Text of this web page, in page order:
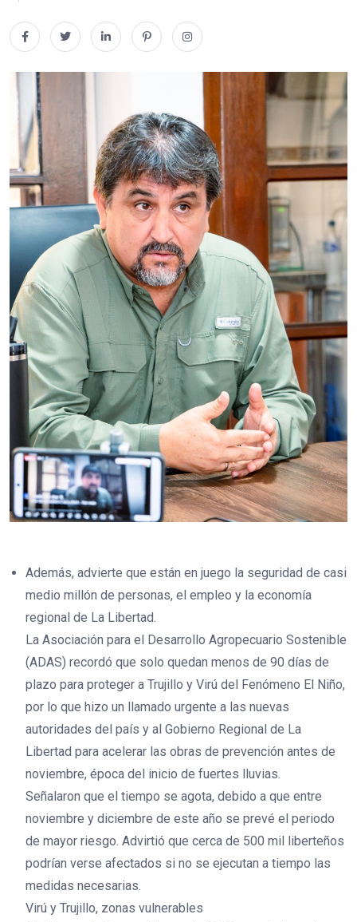
Además, advierte que están en juego la seguridad de casi
medio millón de personas, el empleo y la economía
regional de La Libertad.
La Asociación para el Desarrollo Agropecuario Sostenible
(ADAS) recordó que solo quedan menos de 90 días de
plazo para proteger a Trujillo y Virú del Fenómeno El Niño,
por lo que hizo un llamado urgente a las nuevas
autoridades del país y al Gobierno Regional de La
Libertad para acelerar las obras de prevención antes de
noviembre, época del inicio de fuertes lluvias.
Señalaron que el tiempo se agota, debido a que entre
noviembre y diciembre de este año se prevé el periodo
de mayor riesgo. Advirtió que cerca de 500 mil liberteños
podrían verse afectados si no se ejecutan a tiempo las
medidas necesarias.
Virú y Trujillo, zonas vulnerables